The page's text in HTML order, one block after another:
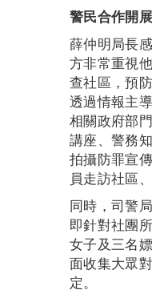
警民合作開
薛仲明局長
方非常重視
查社區，預
透過情報主
相關政府部
講座、警務
拍攝防罪宣
員走訪社區
同時，司警
即針對社團
女子及三名
面收集大眾
定。